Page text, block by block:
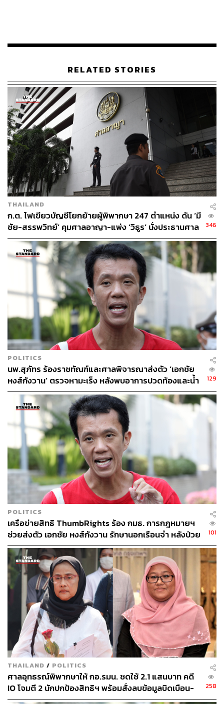
บรรณาธิการภาพ ประจำสำนักข่าว THE
RELATED STORIES
THAILAND
ก.ต. ไฟเขียวบัญชีโยกย้ายผู้พิพากษา 247 ตำแหน่ง ดัน ‘มี
ชัย-สรรพวิทย์’ คุมศาลอาญา-แพ่ง ‘วิธูร’ นั่งประธานศาล
อุทธรณ์
346
POLITICS
นพ.สุภัทร ร้องราชทัณฑ์และศาลพิจารณาส่งตัว ‘เอกชัย
หงส์กังวาน’ ตรวจหามะเร็ง หลังพบอาการปวดท้องและน้ำ
หนักลดเรื้อรัง
129
POLITICS
เครือข่ายสิทธิ ThumbRights ร้อง กมธ. การกฎหมายฯ
ช่วยส่งตัว เอกชัย หงส์กังวาน รักษานอกเรือนจำ หลังป่วย
หนักหลายโรค
101
THAILAND / POLITICS
ศาลอุทธรณ์พิพากษาให้ กอ.รมน. ชดใช้ 2.1 แสนบาท คดี
IO โจมตี 2 นักปกป้องสิทธิฯ พร้อมสั่งลบข้อมูลบิดเบือน-
โจมตีภายใน 7 วัน
258